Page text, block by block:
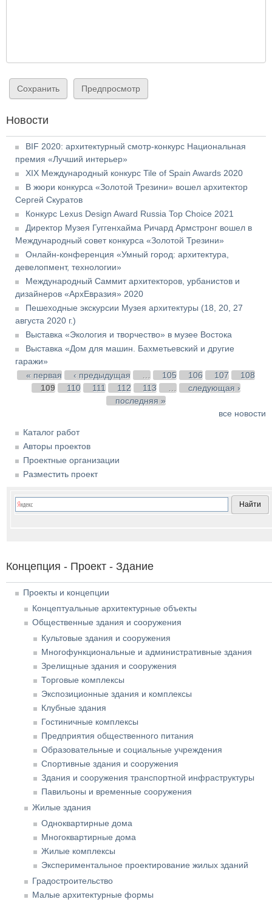
Новости
BIF 2020: архитектурный смотр-конкурс Национальная
премия «Лучший интерьер»
XIX Международный конкурс Tile of Spain Awards 2020
В жюри конкурса «Золотой Трезини» вошел архитектор
Сергей Скуратов
Конкурс Lexus Design Award Russia Top Choice 2021
Директор Музея Гуггенхайма Ричард Армстронг вошел в
Международный совет конкурса «Золотой Трезини»
Онлайн-конференция «Умный город: архитектура,
девелопмент, технологии»
Международный Саммит архитекторов, урбанистов и
дизайнеров «АрхЕвразия» 2020
Пешеходные экскурсии Музея архитектуры (18, 20, 27
августа 2020 г.)
Выставка «Экология и творчество» в музее Востока
Выставка «Дом для машин. Бахметьевский и другие
гаражи»
Страницы
« первая ‹ предыдущая 105 106 107
108
109
110 111 112 113
следующая ›
последняя »
все новости
Каталог работ
Авторы проектов
Проектные организации
Разместить проект
Концепция - Проект - Здание
Проекты и концепции
Концептуальные архитектурные объекты
Общественные здания и сооружения
Культовые здания и сооружения
Многофункциональные и административные здания
Зрелищные здания и сооружения
Торговые комплексы
Экспозиционные здания и комплексы
Клубные здания
Гостиничные комплексы
Предприятия общественного питания
Образовательные и социальные учреждения
Спортивные здания и сооружения
Здания и сооружения транспортной инфраструктуры
Павильоны и временные сооружения
Жилые здания
Одноквартирные дома
Многоквартирные дома
Жилые комплексы
Экспериментальное проектирование жилых зданий
Градостроительство
Малые архитектурные формы